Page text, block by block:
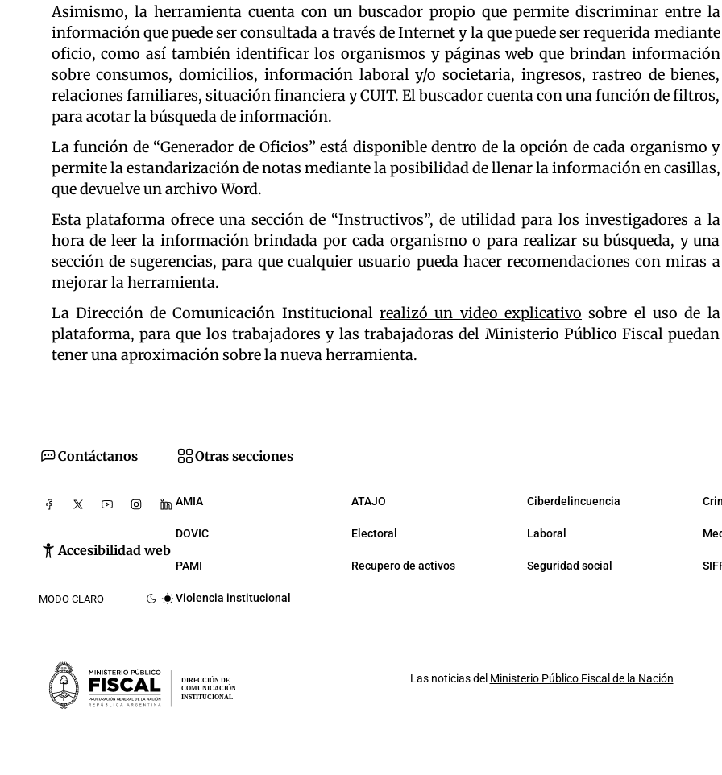
Asimismo, la herramienta cuenta con un buscador propio que permite discriminar entre la
información que puede ser consultada a través de Internet y la que puede ser requerida mediante
oficio, como así también identificar los organismos y páginas web que brindan información
sobre consumos, domicilios, información laboral y/o societaria, ingresos, rastreo de bienes,
relaciones familiares, situación financiera y CUIT. El buscador cuenta con una función de filtros,
para acotar la búsqueda de información.
La función de “Generador de Oficios” está disponible dentro de la opción de cada organismo y
permite la estandarización de notas mediante la posibilidad de llenar la información en casillas,
que devuelve un archivo Word.
Esta plataforma ofrece una sección de “Instructivos”, de utilidad para los investigadores a la
hora de leer la información brindada por cada organismo o para realizar su búsqueda, y una
sección de sugerencias, para que cualquier usuario pueda hacer recomendaciones con miras a
mejorar la herramienta.
La Dirección de Comunicación Institucionalrealizó un video explicativo sobre el uso de la
plataforma, para que los trabajadores y las trabajadoras del Ministerio Público Fiscal puedan
tener una aproximación sobre la nueva herramienta.
Contáctanos
Accesibilidad web
MODO CLARO
Otras secciones
AMIA ATAJO Ciberdelincuencia
DOVIC Electoral Laboral
PAMI Recupero de activos Seguridad social
Violencia institucional
DIRECCIÓN DE
COMUNICACIÓN
INSTITUCIONAL
Las noticias del Ministerio Público Fiscal de la Nación